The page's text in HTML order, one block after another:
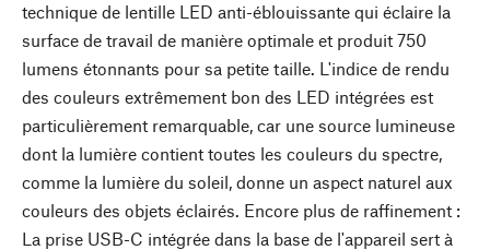
technique de lentille LED anti-éblouissante qui éclaire la
surface de travail de manière optimale et produit 750
lumens étonnants pour sa petite taille. L'indice de rendu
des couleurs extrêmement bon des LED intégrées est
particulièrement remarquable, car une source lumineuse
dont la lumière contient toutes les couleurs du spectre,
comme la lumière du soleil, donne un aspect naturel aux
couleurs des objets éclairés. Encore plus de raffinement :
La prise USB-C intégrée dans la base de l'appareil sert à